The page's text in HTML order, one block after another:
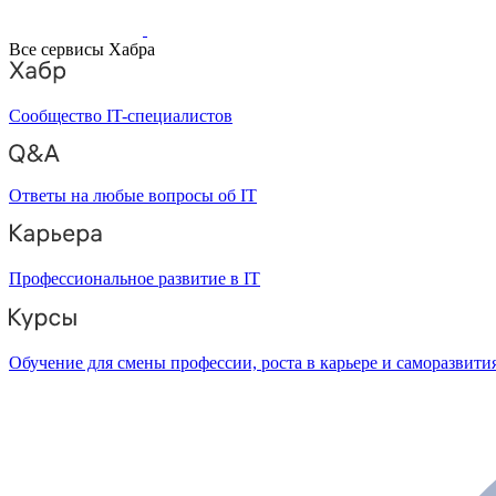
Все сервисы Хабра
Сообщество IT-специалистов
Ответы на любые вопросы об IT
Профессиональное развитие в IT
Обучение для смены профессии, роста в карьере и